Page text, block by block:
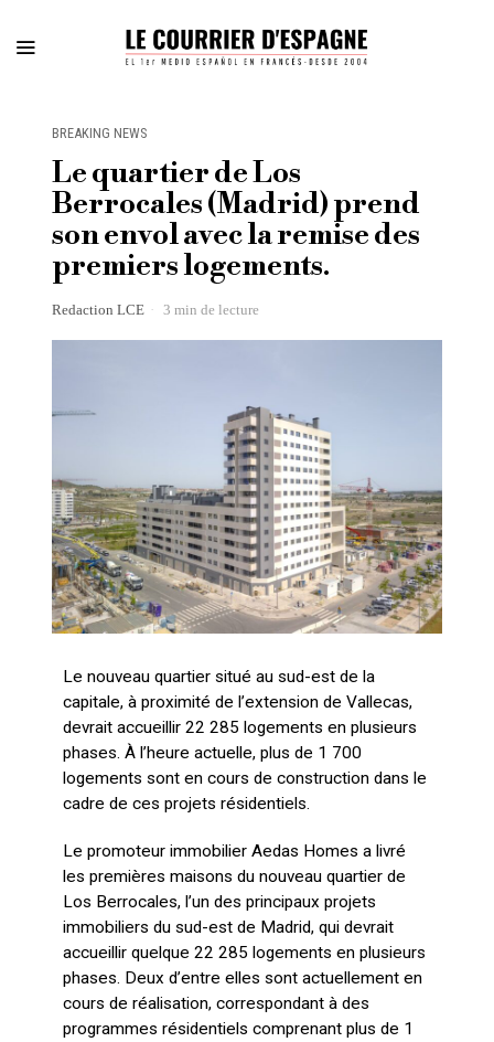
BREAKING NEWS
Le quartier de Los
Berrocales (Madrid) prend
son envol avec la remise des
premiers logements.
Redaction LCE 3 min de lecture
Le nouveau quartier situé au sud-est de la
capitale, à proximité de l’extension de Vallecas,
devrait accueillir 22 285 logements en plusieurs
phases. À l’heure actuelle, plus de 1 700
logements sont en cours de construction dans le
cadre de ces projets résidentiels.
Le promoteur immobilier Aedas Homes a livré
les premières maisons du nouveau quartier de
Los Berrocales, l’un des principaux projets
immobiliers du sud-est de Madrid, qui devrait
accueillir quelque 22 285 logements en plusieurs
phases. Deux d’entre elles sont actuellement en
cours de réalisation, correspondant à des
programmes résidentiels comprenant plus de 1